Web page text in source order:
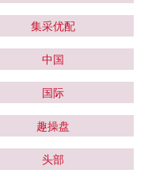
集采优配
中国
国际
趣操盘
头部